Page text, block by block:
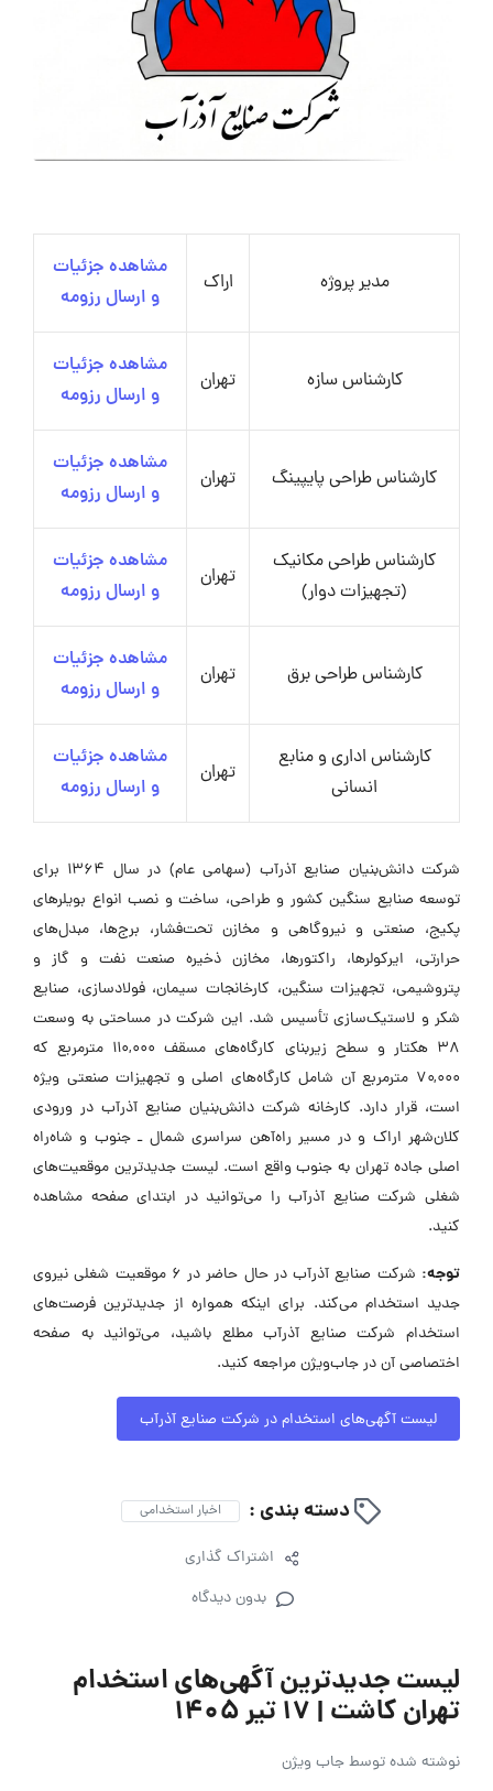
مدیر پروژه اراک
مشاهده جزئیات
و ارسال رزومه
کارشناس سازه تهران
مشاهده جزئیات
و ارسال رزومه
کارشناس طراحی پایپینگ تهران
مشاهده جزئیات
و ارسال رزومه
کارشناس طراحی مکانیک
(تجهیزات دوار)
تهران
مشاهده جزئیات
و ارسال رزومه
کارشناس طراحی برق تهران
مشاهده جزئیات
و ارسال رزومه
کارشناس اداری و منابع
انسانی
تهران
مشاهده جزئیات
و ارسال رزومه
شرکت دانش‌بنیان صنایع آذرآب (سهامی عام) در سال ۱۳۶۴ برای
توسعه صنایع سنگین کشور و طراحی، ساخت و نصب انواع بویلرهای
پکیج، صنعتی و نیروگاهی و مخازن تحت‌فشار، برج‌ها، مبدل‌های
حرارتی، ایرکولرها، راکتورها، مخازن ذخیره صنعت نفت و گاز و
پتروشیمی، تجهیزات سنگین، کارخانجات سیمان، فولادسازی، صنایع
شکر و لاستیک‌سازی تأسیس شد. این شرکت در مساحتی به وسعت
۳۸ هکتار و سطح زیربنای کارگاه‌های مسقف ۱۱۰,۰۰۰ مترمربع که
۷۰,۰۰۰ مترمربع آن شامل کارگاه‌های اصلی و تجهیزات صنعتی ویژه
است، قرار دارد. کارخانه شرکت دانش‌بنیان صنایع آذرآب در ورودی
کلان‌شهر اراک و در مسیر راه‌آهن سراسری شمال ـ جنوب و شاه‌راه
اصلی جاده تهران به جنوب واقع است. لیست جدیدترین موقعیت‌های
شغلی شرکت صنایع آذرآب را می‌توانید در ابتدای صفحه مشاهده
کنید.
توجه:
شرکت صنایع آذرآب در حال حاضر در ۶ موقعیت شغلی نیروی
جدید استخدام می‌کند. برای اینکه همواره از جدیدترین فرصت‌های
استخدام شرکت صنایع آذرآب مطلع باشید، می‌توانید به صفحه
اختصاصی آن در جاب‌ویژن مراجعه کنید.
لیست آگهی‌های استخدام در شرکت صنایع آذرآب
دسته بندی : اخبار استخدامی
اشتراک گذاری
بدون دیدگاه
لیست جدیدترین آگهی‌های استخدام
تهران کاشت | ۱۷ تیر ۱۴۰۵
نوشته شده توسطجاب ویژن